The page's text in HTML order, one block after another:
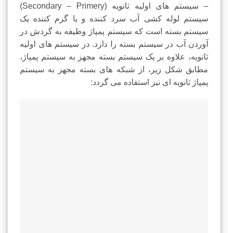
– سیستم های اولیه ثانویه (Secondary – Primery)
سیستم لوله کشی آب سرد کننده و یا گرم کننده یک
سیستم بسته است که سیستم پمپاژ وظیفه به گردش در
آوردن آب در سیستم بسته را دارد. در سیستم های اولیه
ثانویه، علاوه بر یک سیستم بسته مجهز به سیستم پمپاژ،
مطابق شکل زیر، از شبکه های بسته مجهز به سیستم
پمپاژ ثانویه ای نیز استفاده می گردد: